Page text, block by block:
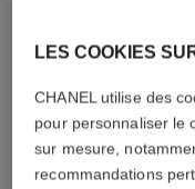
LES COOKIES
CHANEL utilise des
pour personnaliser le
sur mesure,
recommandations